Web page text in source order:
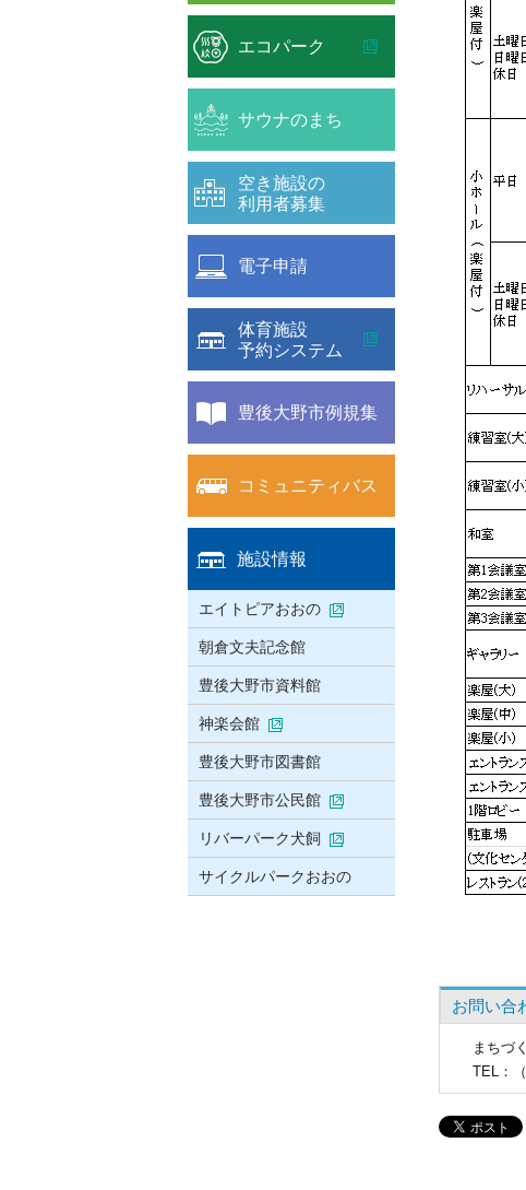
お問い合
まちづ
TEL ：
エコパーク
サウナのまち
空き施設の
利用者募集
電子申請
体育施設
予約システム
豊後大野市例規集
コミュニティバス
施設情報
エイトピアおおの
朝倉文夫記念館
豊後大野市資料館
神楽会館
豊後大野市図書館
豊後大野市公民館
リバーパーク犬飼
サイクルパークおおの